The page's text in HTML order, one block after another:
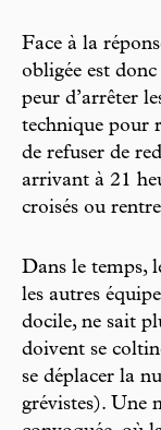
Face à la
obligée est
peur d’arrêter
technique pour
de refuser de
arrivant à 21
croisés ou
Dans le temps,
les autres
docile, ne sait
doivent se
se déplacer la
grévistes). Une